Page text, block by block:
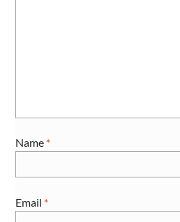
Name *
Email *